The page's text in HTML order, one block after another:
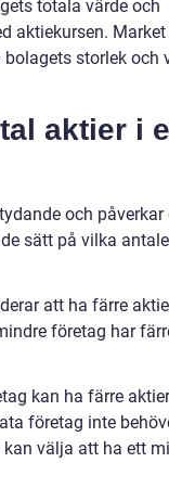
totala värde och
aktiekursen. Market
storlek och
aktier i
och
sätt på vilka
att ha färre
företag har
kan ha färre aktier
företag inte
välja att ha ett